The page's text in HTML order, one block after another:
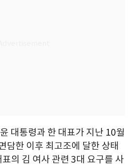
대통령과 한 대표가 지난 10월
담한 이후 최고조에 달한 상태
의 김 여사 관련 3대 요구를 사